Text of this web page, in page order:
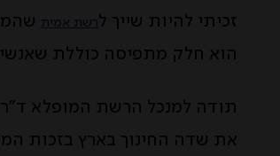
זכיתי להיות שייך לרשת אמית
הוא חלק מתפיסה כוללת
תודה למנכל הרשת המופלא
את שדה החינוך בארץ בזכות